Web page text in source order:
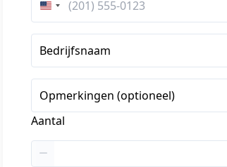
Verenigde
Staten
+1
Bedrijfsnaam
Opmerkingen (optioneel)
Aantal